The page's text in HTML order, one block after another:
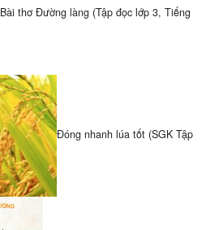
Bài thơ Đường làng (Tập đọc lớp 3, Tiếng
Đóng nhanh lúa tốt (SGK Tập